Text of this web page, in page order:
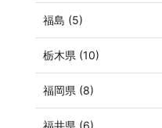
福島 (5)
栃木県 (10)
福岡県 (8)
福井県 (6)